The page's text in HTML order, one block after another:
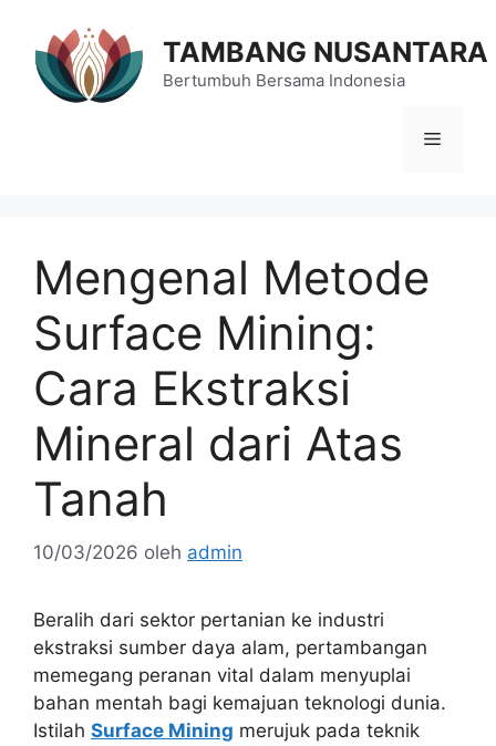
TAMBANG NUSANTARA
Bertumbuh Bersama Indonesia
Menu
Mengenal Metode
Surface Mining:
Cara Ekstraksi
Mineral dari Atas
Tanah
10/03/2026 oleh admin
Beralih dari sektor pertanian ke industri
ekstraksi sumber daya alam, pertambangan
memegang peranan vital dalam menyuplai
bahan mentah bagi kemajuan teknologi dunia.
Istilah Surface Mining merujuk pada teknik